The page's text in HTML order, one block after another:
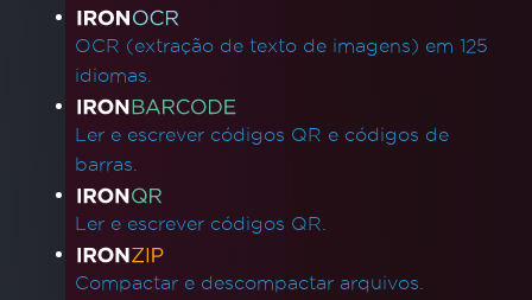
OCR (extração de texto de imagens) em 125
idiomas.
Ler e escrever códigos QR e códigos de
barras.
Ler e escrever códigos QR.
Compactar e descompactar arquivos.